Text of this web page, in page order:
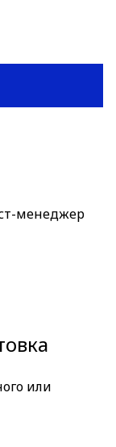
менеджер
или